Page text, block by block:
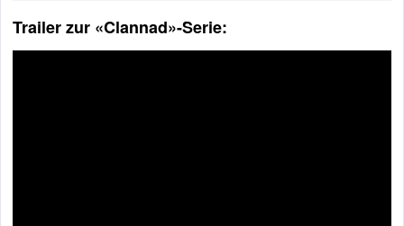
Trailer zur «Clannad»-Serie: